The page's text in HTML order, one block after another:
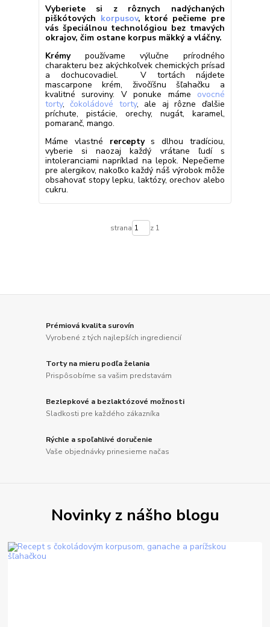
Vyberiete si z rôznych nadýchaných
piškótových korpusov, ktoré pečieme pre
vás špeciálnou technológiou bez tmavých
okrajov, čim ostane korpus mäkký a vláčny.
Krémy používame výlučne prírodného
charakteru bez akýchkoľvek chemických prísad
a dochucovadiel. V tortách nájdete
mascarpone krém, živočíšnu šľahačku a
kvalitné suroviny. V ponuke máme ovocné
torty,čokoládové torty, ale aj rôzne ďalšie
príchute, pistácie, orechy, nugát, karamel,
pomaranč, mango.
Máme vlastné rerceptys dlhou tradíciou,
vyberie si naozaj každý vrátane ľudí s
intoleranciami napríklad na lepok. Nepečieme
pre alergikov, nakoľko každý náš výrobok môže
obsahovať stopy lepku, laktózy, orechov alebo
cukru.
strana z 1
Prémiová kvalita surovín
Vyrobené z tých najlepších ingrediencií
Torty na mieru podľa želania
Prispôsobíme sa vašim predstavám
Bezlepkové a bezlaktózové možnosti
Sladkosti pre každého zákazníka
Rýchle a spoľahlivé doručenie
Vaše objednávky prinesieme načas
Novinky z nášho blogu